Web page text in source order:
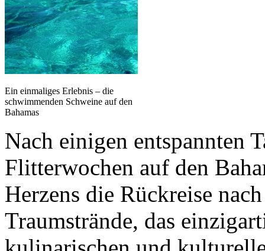
Ein einmaliges Erlebnis – die
schwimmenden Schweine auf den
Bahamas
Nach einigen entspannten
Flitterwochen auf den
Herzens die Rückreise
Traumstrände, das